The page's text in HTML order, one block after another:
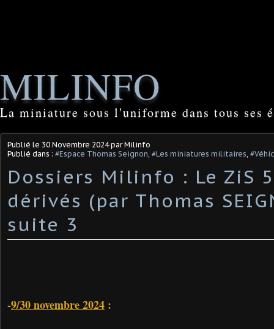
MILINFO
La miniature sous l'uniforme dans tous ses
Publié le 30 Novembre 2024par Milinfo
Publié dans : #Espace Thomas Seignon, #Les miniatures militaires,
Dossiers Milinfo : Le ZiS
dérivés (par Thomas
suite 3
-9/30 novembre 2024 :